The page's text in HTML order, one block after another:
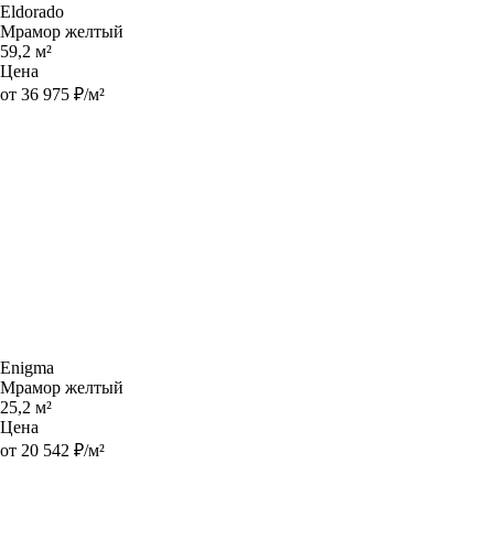
Eldorado
Мрамор желтый
59,2 м²
Цена
от 36 975 ₽/м²
Enigma
Мрамор желтый
25,2 м²
Цена
от 20 542 ₽/м²